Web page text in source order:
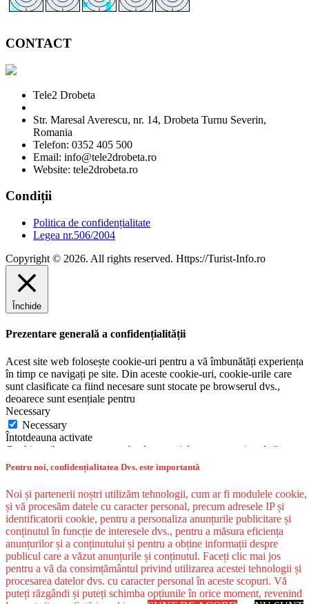
CONTACT
Tele2 Drobeta
Str. Maresal Averescu, nr. 14, Drobeta Turnu Severin,
Romania
Telefon: 0352 405 500
Email: info@tele2drobeta.ro
Website: tele2drobeta.ro
Condiții
Politica de confidențialitate
Legea nr.506/2004
Copyright © 2026. All rights reserved. Https://Turist-Info.ro
Pentru noi, confidențialitatea Dvs. este importantă
Noi și partenerii noștri utilizăm tehnologii, cum ar fi modulele cookie,
și vă procesăm datele cu caracter personal, precum adresele IP și
identificatorii cookie, pentru a personaliza anunțurile publicitare și
conținutul în funcție de interesele dvs., pentru a măsura eficiența
anunțurilor și a conținutului și pentru a obține informații despre
publicul care a văzut anunțurile și conținutul. Faceți clic mai jos
pentru a vă da consimțământul privind utilizarea acestei tehnologii și
procesarea datelor dvs. cu caracter personal în aceste scopuri. Vă
puteți răzgândi și puteți schimba opțiunile în orice moment, revenind
Închide
Prezentare generală a confidențialității
Acest site web folosește cookie-uri pentru a vă îmbunătăți experiența
în timp ce navigați pe site. Din aceste cookie-uri, cookie-urile care
sunt clasificate ca fiind necesare sunt stocate pe browserul dvs.,
deoarece sunt esențiale pentru
Necessary
Necessary
Întotdeauna activate
Cookie-urile necesare sunt absolut esențiale pentru ca site-ul să
funcționeze corect. Această categorie include numai cookie-uri care
asigură funcționalități de bază și caracteristici de securitate ale site-
Non-necessary
Non-necessary
Orice cookie-uri care nu pot fi deosebit de necesare pentru
funcționarea site-ului web și sunt utilizate special pentru colectarea
datelor cu caracter personal ale utilizatorului prin intermediul
analizelor, anunțurilor și al altor conținuturi încorporate sunt
denumite cookie-uri inutile. Este obligatoriu să obțineți
consimțământul utilizatorului înainte de a rula aceste cookie-uri pe
site-ul dvs. web.